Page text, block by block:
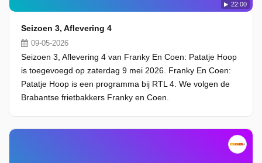
22:00
Seizoen 3, Aflevering 4
09-05-2026
Seizoen 3, Aflevering 4 van Franky En Coen: Patatje Hoop
is toegevoegd op zaterdag 9 mei 2026. Franky En Coen:
Patatje Hoop is een programma bij RTL 4. We volgen de
Brabantse frietbakkers Franky en Coen.